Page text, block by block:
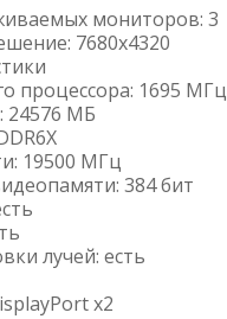
мониторов: 3
7680x4320
процессора: 1695 МГц
24576 МБ
19500 МГц
384 бит
лучей: есть
x2